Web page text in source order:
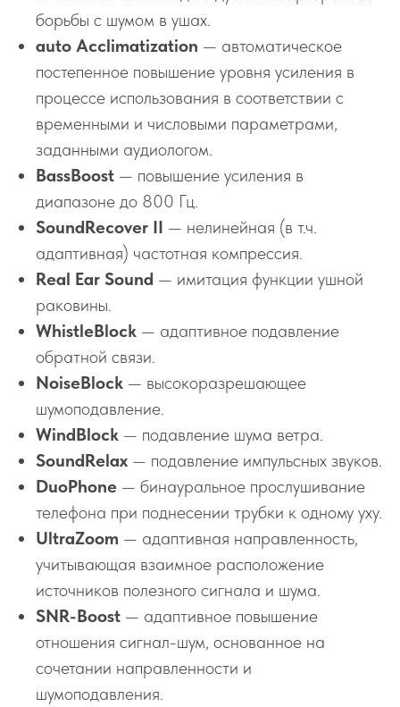
борьбы с шумом в ушах.
auto Acclimatization — автоматическое
постепенное повышение уровня усиления в
процессе использования в соответствии с
временными и числовыми параметрами,
заданными аудиологом.
BassBoost — повышение усиления в
диапазоне до 800 Гц.
SoundRecover II — нелинейная (в т.ч.
адаптивная) частотная компрессия.
Real Ear Sound — имитация функции ушной
раковины.
WhistleBlock — адаптивное подавление
обратной связи.
NoiseBlock — высокоразрешающее
шумоподавление.
WindBlock — подавление шума ветра.
SoundRelax — подавление импульсных звуков.
DuoPhone — бинауральное прослушивание
телефона при поднесении трубки к одному уху.
UltraZoom — адаптивная направленность,
учитывающая взаимное расположение
источников полезного сигнала и шума.
SNR-Boost — адаптивное повышение
отношения сигнал-шум, основанное на
сочетании направленности и
шумоподавления.